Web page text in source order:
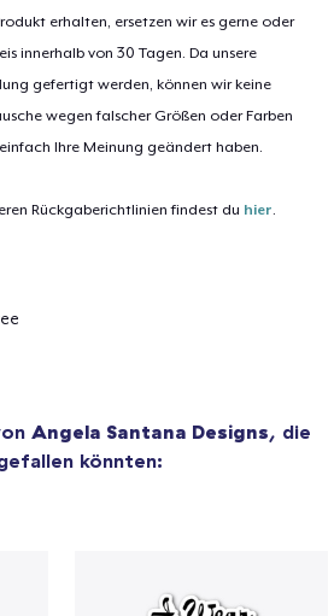
erhalten, ersetzen wir es gerne oder
innerhalb von 30 Tagen. Da unsere
gefertigt werden, können wir keine
wegen falscher Größen oder Farben
Ihre Meinung geändert haben.
Rückgaberichtlinien findest du hier.
Angela Santana Designs, die
könnten: